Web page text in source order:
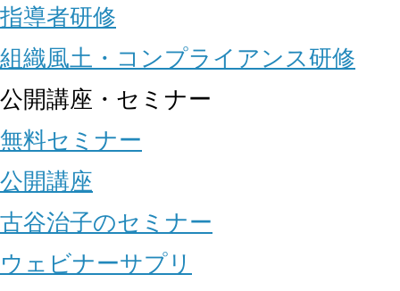
指導者研修
組織風土・コンプライアンス研修
公開講座・セミナー
無料セミナー
公開講座
古谷治子のセミナー
ウェビナーサプリ